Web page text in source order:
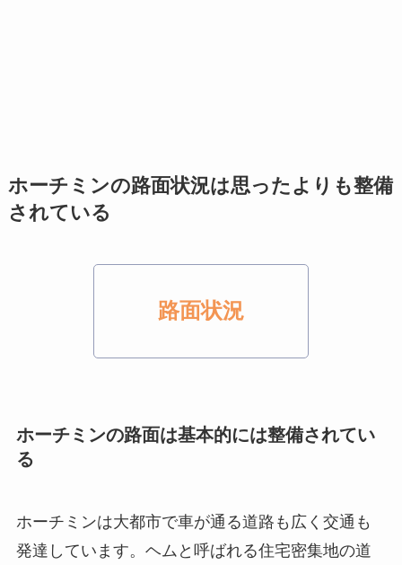
ホーチミンの路面状況は思ったよりも整備
されている
路面状況
ホーチミンの路面は基本的には整備されてい
る
ホーチミンは大都市で車が通る道路も広く交通も
発達しています。ヘムと呼ばれる住宅密集地の道